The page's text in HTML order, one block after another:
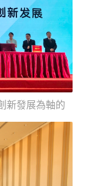
發 香港學生
新發展為軸的